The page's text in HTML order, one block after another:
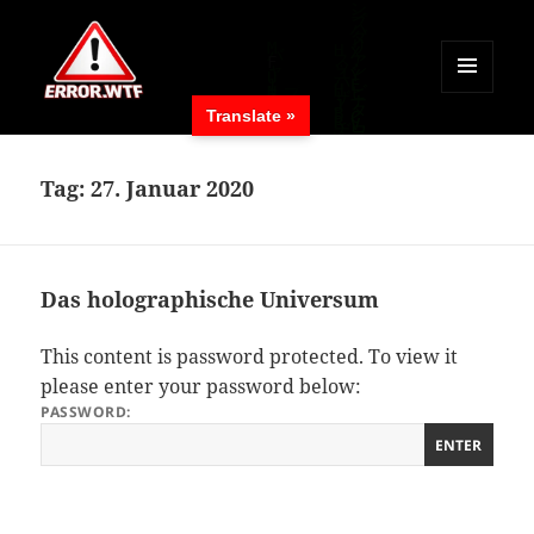
MENÜ
WIDGETS
Tag:27. Januar 2020
Das holographische Universum
This content is password protected. To view it
please enter your password below:
PASSWORD:
Translate »